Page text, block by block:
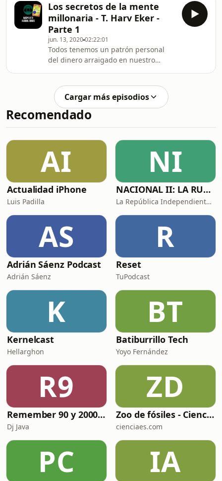
Los secretos de la mente
millonaria - T. Harv Eker -
Parte 1
jun. 13, 202002:22:01
Todos tenemos un patrón personal
del dinero arraigado en nuestro
determinará nuestra vida financiera.
Puedes saberlo todo sobre
mercadotecnia, ventas,
negociaciones, acciones, propiedad
pero si tu patrón del dinero no está
programado para el éxito nunca
tendrás mucho dinero; y si, de algún
modo
Cargar más episodios
Recomendado
AI
Actualidad iPhone
Luis Padilla
NI
NACIONAL II: LA RUTA DEL EXILIO
La República Independiente de la Radio
AS
Adrián Sáenz Podcast
Adrián Sáenz
R
Reset
TuPodcast
K
Kernelcast
Hellarghon
BT
Batiburrillo Tech
Yoyo Fernández
R9
Remember 90 y 2000 en PLAY WITH ME by Dj Java
Dj Java
ZD
Zoo de fósiles - Cienciaes.com
cienciaes.com
PC IA